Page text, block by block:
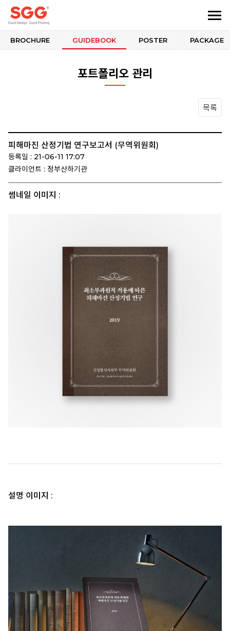
BROCHURE GUIDEBOOK POSTER PACKAGE
포트폴리오 관리
목록
피해마진 산정기법 연구보고서 (무역위원회)
등록일 : 21-06-11 17:07
클라이언트 : 정부산하기관
썸네일 이미지 :
설명 이미지 :